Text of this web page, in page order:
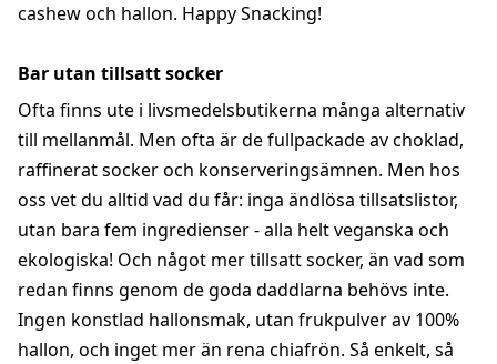
cashew och hallon. Happy Snacking!
Bar utan tillsatt socker
Ofta finns ute i livsmedelsbutikerna många alternativ
till mellanmål. Men ofta är de fullpackade av choklad,
raffinerat socker och konserveringsämnen. Men hos
oss vet du alltid vad du får: inga ändlösa tillsatslistor,
utan bara fem ingredienser - alla helt veganska och
ekologiska! Och något mer tillsatt socker, än vad som
redan finns genom de goda daddlarna behövs inte.
Ingen konstlad hallonsmak, utan frukpulver av 100%
hallon, och inget mer än rena chiafrön. Så enkelt, så